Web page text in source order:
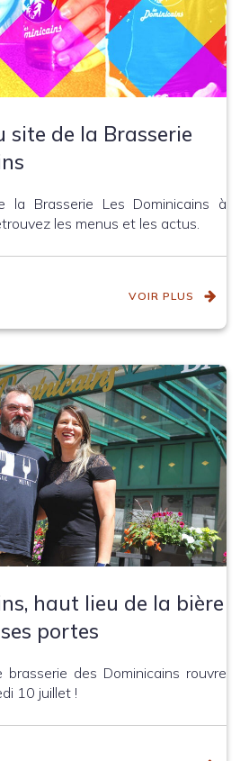
site de la Brasserie
la Brasserie Les Dominicains à
les menus et les actus.
VOIR PLUS
haut lieu de la bière
portes
brasserie des Dominicains rouvre
10 juillet !